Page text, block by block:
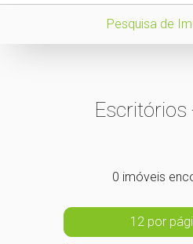
Pesquisa de
Escritórios
0 imóveis
12 por